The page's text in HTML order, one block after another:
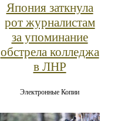
Япония заткнула
рот журналистам
за упоминание
обстрела колледжа
в ЛНР
Электронные Копии